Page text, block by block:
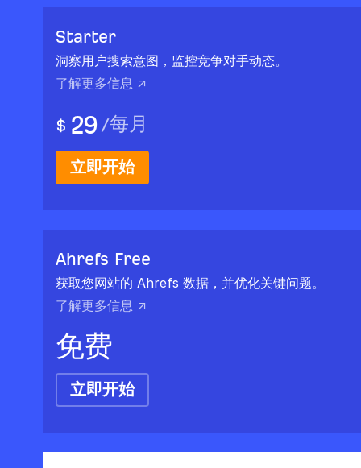
Starter
洞察用户搜索意图，监控竞争对手动态。
了解更多信息 ↗
$ 29 /每月
立即开始
Ahrefs Free
获取您网站的 Ahrefs 数据，并优化关键问题。
了解更多信息 ↗
免费
立即开始